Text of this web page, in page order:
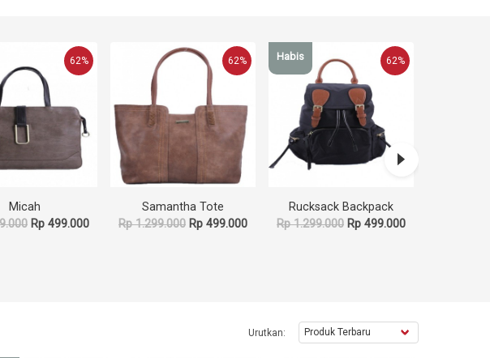
62%
Micah
Rp 499.000
62%
Samantha Tote
Rp 1.299.000 Rp 499.000
62%
Habis
Rucksack Backpack
Rp 1.299.000 Rp 499.000
Urutkan: